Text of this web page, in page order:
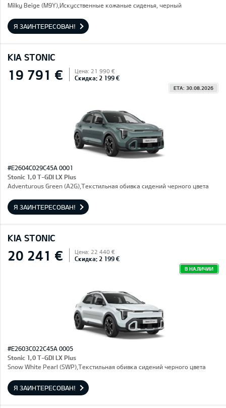
Milky Beige (M9Y),Искусственные кожаные сиденья, черный
Я ЗАИНТЕРЕСОВАН!
KIA STONIC
19 791 € Цена: 21 990 €
Скидка: 2 199 €
ETA: 30.08.2026
#E2604C029C45A 0001
Stonic 1,0 T-GDI LX Plus
Adventurous Green (A2G),Текстильная обивка сидений черного цвета
Я ЗАИНТЕРЕСОВАН!
KIA STONIC
20 241 € Цена: 22 440 €
Скидка: 2 199 €
В НАЛИЧИИ
#E2603C022C45A 0005
Stonic 1,0 T-GDI LX Plus
Snow White Pearl (SWP),Текстильная обивка сидений черного цвета
Я ЗАИНТЕРЕСОВАН!